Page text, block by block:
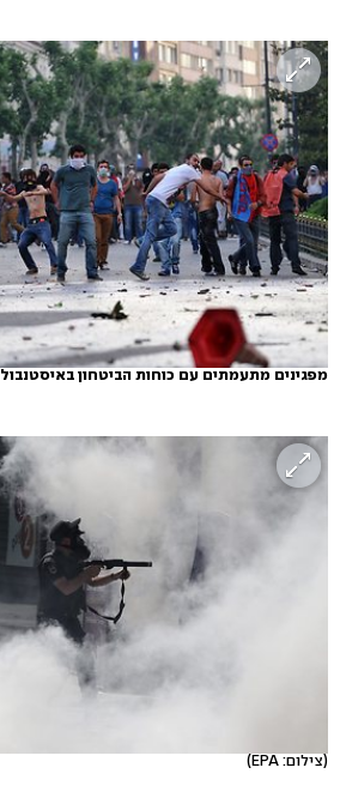
מפגינים מתעמתים עם כוחות הביטחון באיסטנבול
(צילום: EPA)